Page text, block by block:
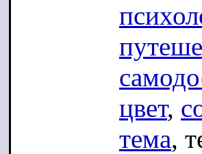
цвет,
тема,